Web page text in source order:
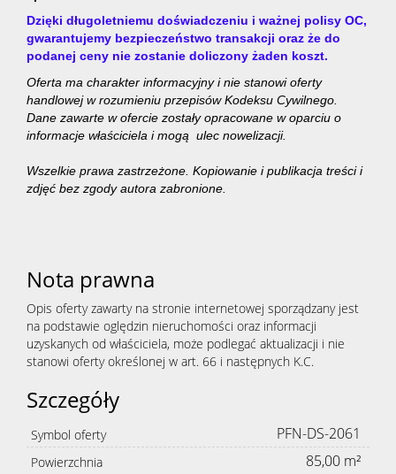
Dzięki długoletniemu doświadczeniu i ważnej polisy OC,
gwarantujemy bezpieczeństwo transakcji oraz że do
podanej ceny nie zostanie doliczony żaden koszt.
Oferta ma charakter informacyjny i nie stanowi oferty
handlowej w rozumieniu przepisów Kodeksu Cywilnego.
Dane zawarte w ofercie zostały opracowane w oparciu o
informacje właściciela i mogą ulec nowelizacji.
Wszelkie prawa zastrzeżone. Kopiowanie i publikacja treści i
zdjęć bez zgody autora zabronione.
Nota prawna
Opis oferty zawarty na stronie internetowej sporządzany jest
na podstawie oględzin nieruchomości oraz informacji
uzyskanych od właściciela, może podlegać aktualizacji i nie
stanowi oferty określonej w art. 66 i następnych K.C.
Szczegóły
Symbol oferty PFN-DS-2061
Powierzchnia 85,00 m²